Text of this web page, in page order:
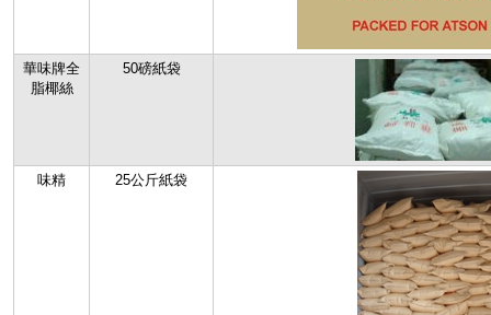
華味牌全
脂椰絲
50磅紙袋
味精 25公斤紙袋